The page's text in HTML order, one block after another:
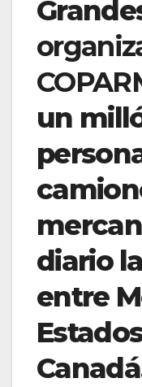
un
diario
entre
Canadá